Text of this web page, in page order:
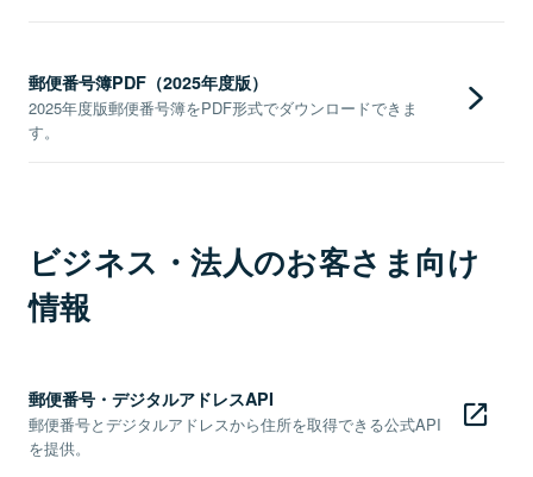
郵便番号簿PDF（2025年度版）
2025年度版郵便番号簿をPDF形式でダウンロードできま
す。
ビジネス・法人のお客さま向け
情報
郵便番号・デジタルアドレスAPI
郵便番号とデジタルアドレスから住所を取得できる公式API
を提供。